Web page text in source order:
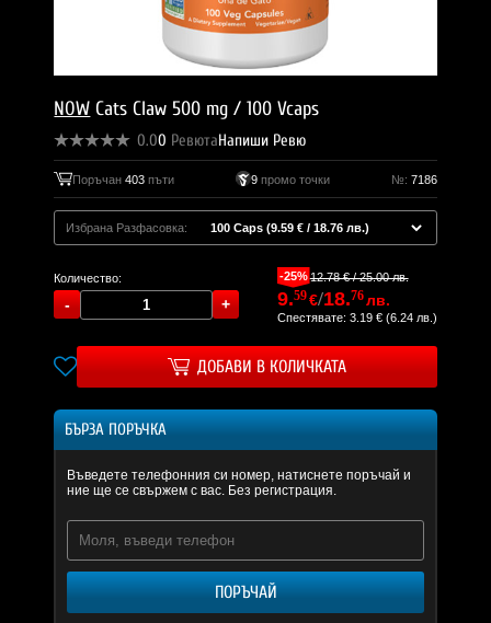
NOW Cats Claw 500 mg / 100 Vcaps
0.00 РевютаНапиши Ревю
Поръчан403 пъти 9промо точки №: 7186
Избрана Разфасовка:
Количество: -25%12.78 € / 25.00 лв.
9.59€/18.76лв.
Спестявате: 3.19 € (6.24 лв.)
ДОБАВИ В КОЛИЧКАТА
БЪРЗА ПОРЪЧКА
Въведете телефонния си номер, натиснете поръчай и
ние ще се свържем с вас. Без регистрация.
ПОРЪЧАЙ